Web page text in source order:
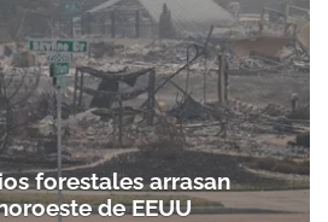
forestales arrasan
de EEUU